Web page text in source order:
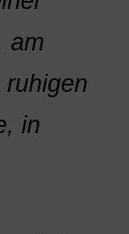
am
in